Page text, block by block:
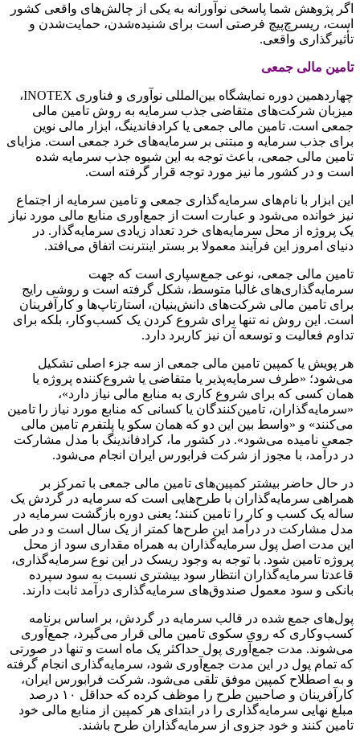
اگر پژوهش شما پاسخی نوآورانه به یکی از چالش‌های واقعی کشور
است، ریسرچ‌پیچ فرصتی است برای شنیده‌شدن، حمایت‌شدن و
تأثیرگذاری واقعی.
تامین مالی جمعی
چهاردهمین دوره نمایشگاه بین‌المللی نوآوری و فناوری INOTEX،
میزبان شرکت‌های متقاضی جذب سرمایه به روش تامین مالی
جمعی است. تامین مالی جمعی یا کرادفاندینگ، ابزار مالی نوین
برای جذب سرمایه و مبتنی بر سرمایه‌های خرد جمعی است. مزایای
تامین مالی جمعی، باعث توجه به این شیوه جذب سرمایه شده
است و در کشور ما نیز مورد توجه قرار گرفته است.
این ابزار با نام‌های سرمایه‌گذاری جمعی و تامین سرمایه از اجتماع
نیز خوانده می‌شود و عبارت است از جمع‌آوری منابع مالی مورد نیاز
یک پروژه از محل سرمایه‌های خرد تعداد زیادی سرمایه‌گذار. در
دنیای امروز این فرآیند معمولا بر بستر اینترنت اتفاق می‌افتد.
تامین مالی جمعی، نوعی جمع‌سپاری است که جهت
سرمایه‌گذاری‌های غالبا متوسط، شکل گرفته است و روشی رایج
برای تامین مالی شرکت‌های دانش‌بنیان، استارتاپ‌ها و کارآفرینان
است. این روش نه تنها برای شروع کردن یک کسب‌وکار، بلکه برای
تداوم فعالیت و توسعه آن نیز کاربرد دارد.
هر پویش یا کمپین تامین مالی جمعی از سه جزء اصلی تشکیل
می‌شود؛ «طرف سرمایه‌پذیر یا متقاضی یا شروع‌کننده پروژه یا
همان کسی که برای شروع کاری به منابع مالی نیاز دارد»،
«سرمایه‌گذاران، تامین‌کنندگان یا کسانی که منابع مورد نیاز را تامین
می‌کنند» و «واسط بین این دو که همان سکو یا پلتفرم تامین مالی
جمعی نامیده می‌شود». در کشور ما، کرادفاندینگ با مدل مشارکت
در درآمد، با مجوز از شرکت فرابورس ایران انجام می‌شود.
در حال حاضر بیشتر کمپین‌های تامین مالی جمعی با تمرکز بر
همراهی سرمایه‌گذاران با طرح‌هایی است که سرمایه در گردش یک
ساله یک کسب و کار را تامین کنند؛ یعنی دوره بازگشت سرمایه در
مدل مشارکت در درآمد این طرح‌ها کمتر از یک سال است و در طی
این مدت اصل پول سرمایه‌گذاران به همراه مقداری سود از محل
پروژه تامین شود. با توجه به وجود ریسک در این نوع سرمایه‌گذاری،
قاعدتا سرمایه‌گذاران انتظار سود بیشتری نسبت به سود سپرده
بانکی و سود معمول صندوق‌های سرمایه‌گذاری درآمد ثابت دارند.
پول‌های جمع شده در قالب سرمایه در گردش، بر اساس برنامه
کسب‌وکاری که روی سکوی تامین مالی قرار می‌گیرد، جمع‌آوری
می‌شوند. مدت جمع‌آوری پول حداکثر یک ماه است و تنها در صورتی
که تمام پول در این مدت جمع‌آوری شود، سرمایه‌گذاری انجام گرفته
و به اصطلاح کمپین موفق تلقی می‌شود. شرکت فرابورس ایران،
کارآفرینان و صاحبین طرح را موظف کرده که حداقل ۱۰ درصد
مبلغ نهایی سرمایه‌گذاری را در ابتدای هر کمپین از منابع مالی خود
تامین کنند و خود جزوی از سرمایه‌گذاران طرح باشند.